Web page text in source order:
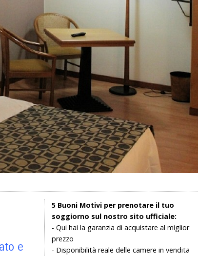
e
5 Buoni Motivi per prenotare il tuo
soggiorno sul nostro sito ufficiale:
- Qui hai la garanzia di acquistare al miglior
prezzo
- Disponibilità reale delle camere in vendita